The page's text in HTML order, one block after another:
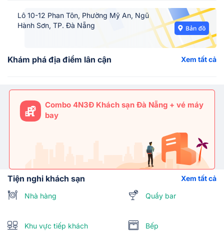
Lô 10-12 Phan Tôn, Phường Mỹ An, Ngũ
Hành Sơn, TP. Đà Nẵng
Khám phá địa điểm lân cận Xem tất cả
Combo 4N3Đ Khách sạn Đà Nẵng + vé máy
bay
Tiện nghi khách sạn Xem tất cả
Nhà hàng Quầy bar
Khu vực tiếp khách Bếp